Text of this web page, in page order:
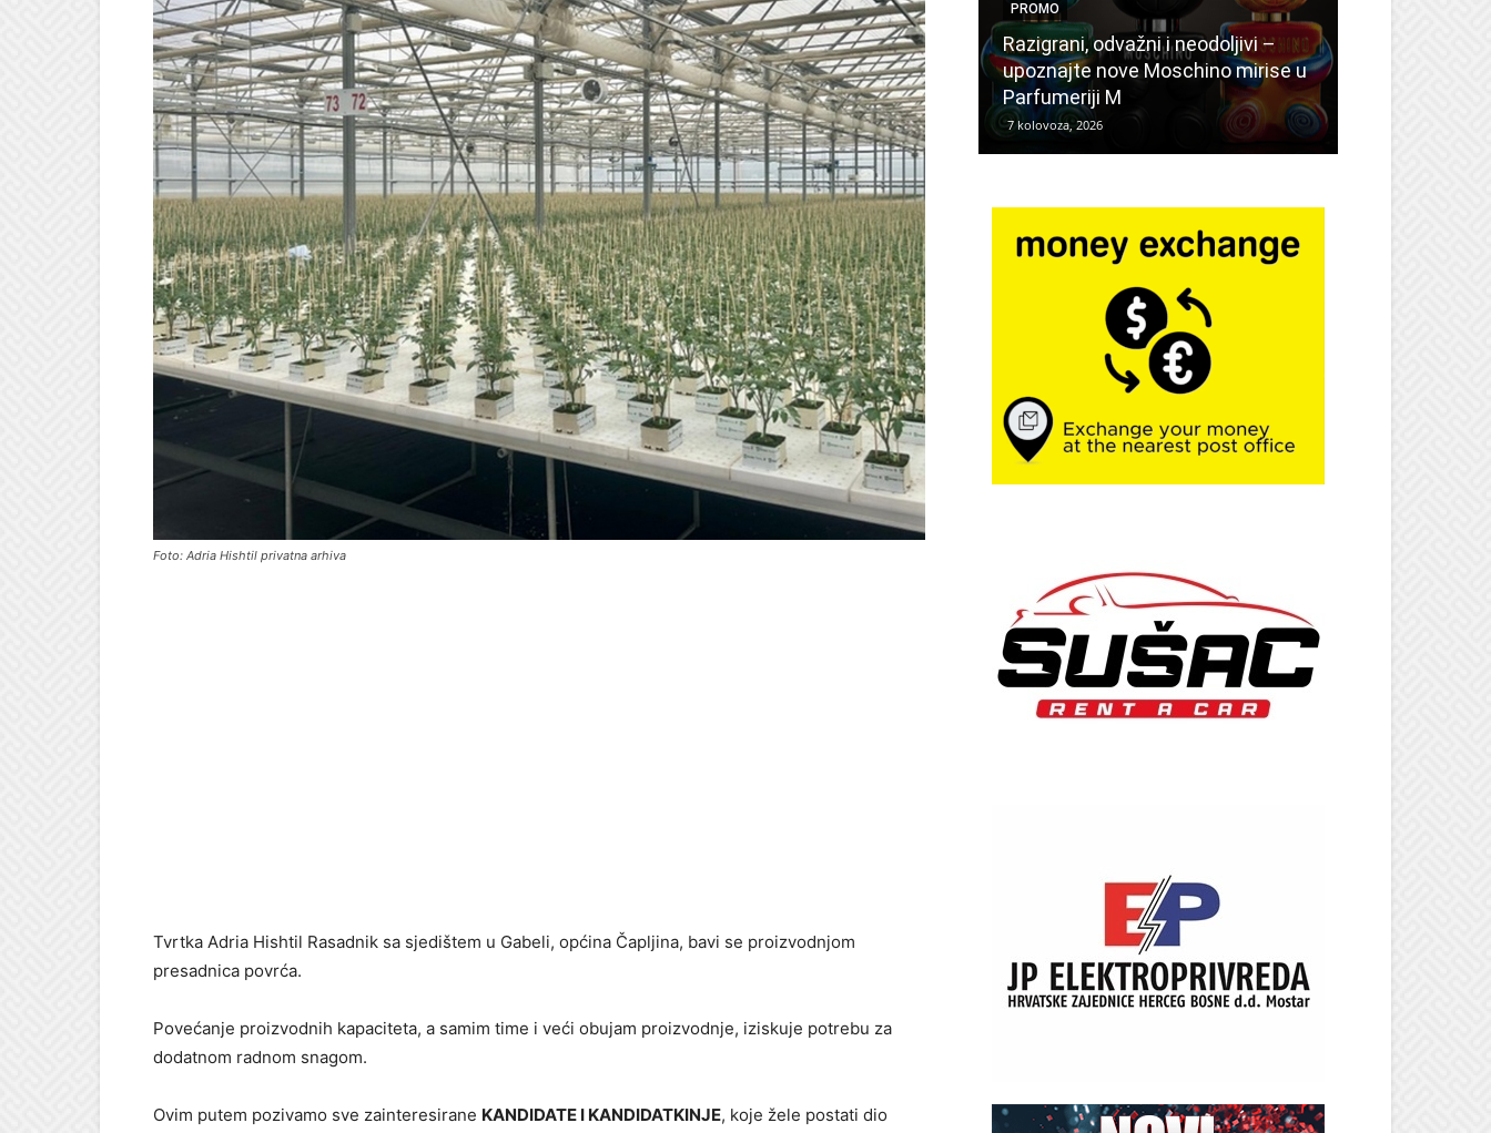
Foto: Adria Hishtil privatna arhiva
Tvrtka Adria Hishtil Rasadnik sa sjedištem u Gabeli, općina Čapljina, bavi se proizvodnjom
presadnica povrća.
Povećanje proizvodnih kapaciteta, a samim time i veći obujam proizvodnje, iziskuje potrebu za
dodatnom radnom snagom.
Ovim putem pozivamo sve zainteresirane KANDIDATE I KANDIDATKINJE, koje žele postati dio
PROMO
Razigrani, odvažni i neodoljivi –
upoznajte nove Moschino mirise u
Parfumeriji M
7 kolovoza, 2026